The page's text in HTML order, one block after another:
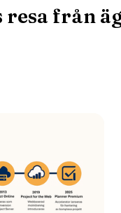
från